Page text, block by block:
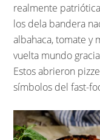
realmente
los dela bandera
albahaca, tomate y
vuelta mundo
Estos abrieron
símbolos del fast-